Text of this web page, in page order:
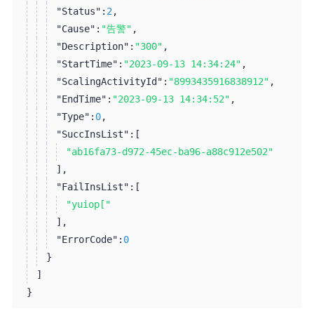
"Status": 2 ,
"Cause": "告警" ,
"Description": "300" ,
"StartTime": "2023-09-13 14:34:24" ,
"ScalingActivityId": "8993435916838912" ,
"EndTime": "2023-09-13 14:34:52" ,
"Type": 0,
"SuccInsList": [
"ab16fa73-d972-45ec-ba96-a88c912e502"
] ,
"FailInsList": [
"yuiop["
] ,
"ErrorCode": 0
}
]
}